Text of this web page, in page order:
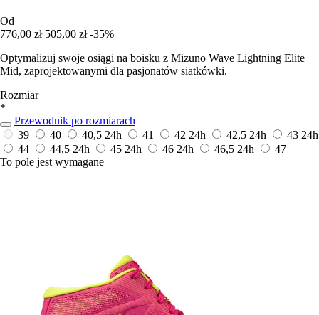
Od
776,00 zł 505,00 zł -35%
Optymalizuj swoje osiągi na boisku z Mizuno Wave Lightning Elite
Mid, zaprojektowanymi dla pasjonatów siatkówki.
Rozmiar
*
Przewodnik po rozmiarach
39
40 40,5 24h 41 42 24h 42,5 24h 43 24h
44
44,5 24h 45 24h 46 24h 46,5 24h
47
To pole jest wymagane